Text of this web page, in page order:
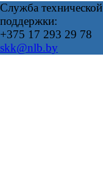
Служба технической
поддержки:
+375 17 293 29 78
skk@nlb.by